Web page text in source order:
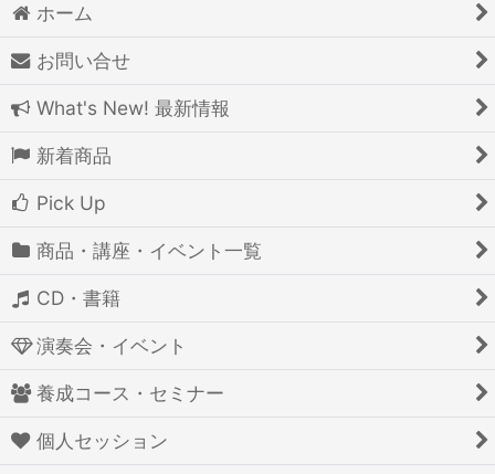
ホーム
お問い合せ
What's New! 最新情報
新着商品
Pick Up
商品・講座・イベント一覧
CD・書籍
演奏会・イベント
養成コース・セミナー
個人セッション